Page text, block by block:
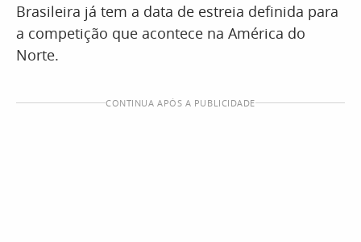
Brasileira já tem a data de estreia definida para
a competição que acontece na América do
Norte.
CONTINUA APÓS A PUBLICIDADE